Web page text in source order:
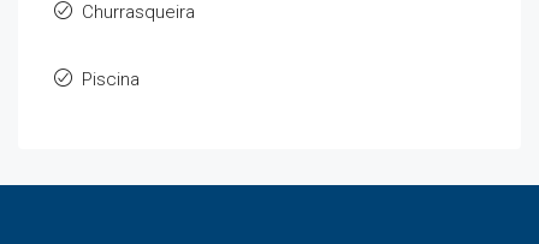
Churrasqueira
Piscina